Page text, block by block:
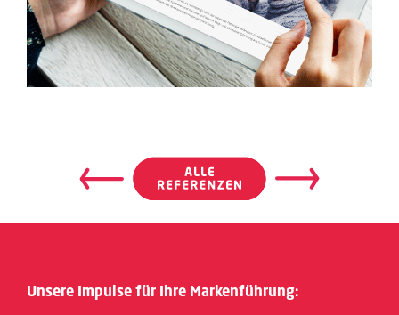
Beitragsnavigation
Unsere Impulse für Ihre Markenführung: